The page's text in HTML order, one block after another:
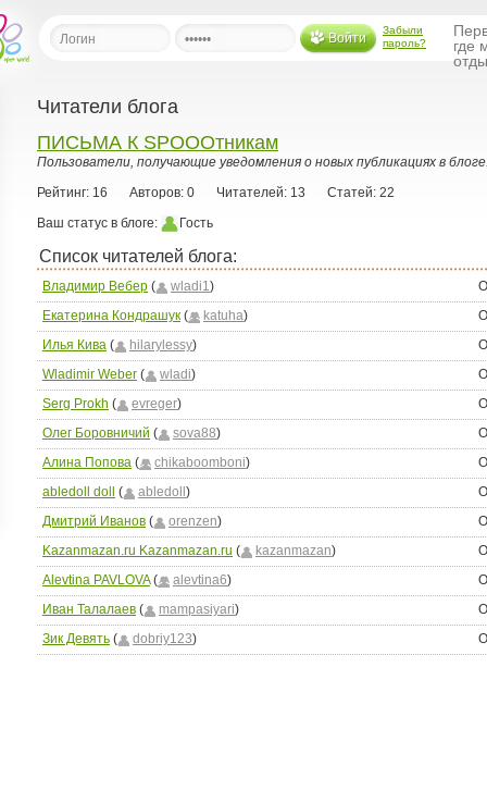
Войти
Забыли
пароль?
где
рассылку
Читатели блога
ПИСЬМА К SPOOOтникам
Пользователи, получающие уведомления о новых публикациях в
Рейтинг: 16
Авторов: 0 Читателей: 13
Статей: 22
Ваш статус в блоге:
Гость
Список читателей блога:
Владимир Вебер ( wladi1)
Екатерина Кондрашук ( katuha)
Илья Кива ( hilarylessy)
Wladimir Weber ( wladi)
Serg Prokh ( evreger)
Олег Боровничий ( sova88)
Алина Попова ( chikaboomboni)
abledoll doll ( abledoll )
Дмитрий Иванов ( orenzen)
Kazanmazan.ru Kazanmazan.ru ( kazanmazan)
Alevtina PAVLOVA( alevtina6)
Иван Талалаев ( mampasiyari)
Зик Девять ( dobriy123)